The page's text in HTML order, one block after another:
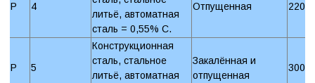
P 4
литьё, автоматная
сталь = 0,55% C.
Отпущенная 220
P 5
Конструкционная
сталь, стальное
литьё, автоматная
Закалённая и
отпущенная
300